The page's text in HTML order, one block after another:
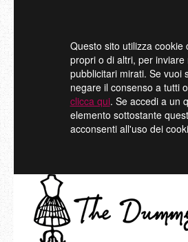
Questo sito utilizza cookie
propri o di altri, per inviare
pubblicitari mirati. Se vuoi
negare il consenso a tutti
clicca qui. Se accedi a un
elemento sottostante
acconsenti all'uso dei